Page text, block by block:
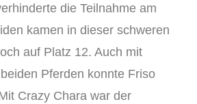
die Teilnahme am
kamen in dieser schweren
auf Platz 12. Auch mit
Pferden konnte Friso
Crazy Chara war der